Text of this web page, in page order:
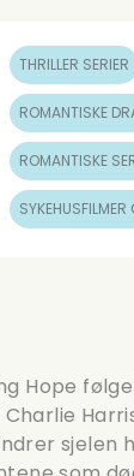
THRILLER SERIER
ROMANTISKE
ROMANTISKE
Hope
sjelen